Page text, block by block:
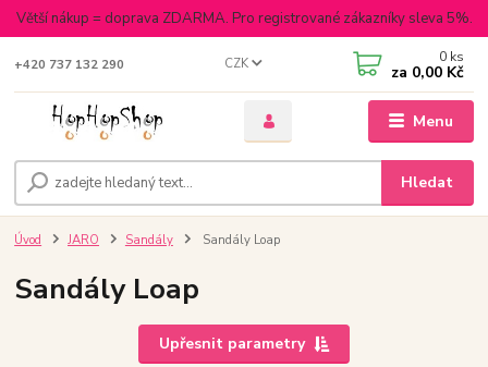
Větší nákup = doprava ZDARMA. Pro registrované zákazníky sleva 5%.
Menu
CZK
Hledat
+420 737 132 290 0 ks
za 0,00 Kč
Úvod JARO Sandály Sandály Loap
Sandály Loap
Upřesnit parametry